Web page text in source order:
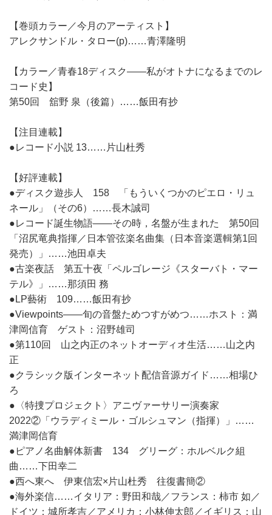
【巻頭カラー／今月のアーティスト】
アレクサンドル・タロー(p)……青澤隆明
【カラー／青春18ディスク――私がオトナになるまでのレ
コード史】
第50回 舘野 泉（後篇）……飯田有抄
【注目連載】
●レコード小説 13……片山杜秀
【好評連載】
●ディスク遊歩人 158 「もういくつかのピエロ・リュ
ネール」（その6）……長木誠司
●レコード誕生物語――その時，名盤が生まれた 第50回
「沼尻竜典指揮／日本管弦楽名曲集（日本音楽選輯第1回
発売）」……池田卓夫
●古楽夜話 第五十夜「ペルゴレージ《スターバト・マー
テル》」……那須田 務
●LP藝術 109……飯田有抄
●Viewpoints――旬の音盤ためつすがめつ……ホスト：満
津岡信育 ゲスト：沼野雄司
●第110回 山之内正のネットオーディオ生活……山之内
正
●クラシック版インターネット配信音源ガイド……相場ひ
ろ
●〈特捜プロジェクト〉アニヴァーサリー演奏家
2022②「ウラディミール・ゴルシュマン（指揮）」……
満津岡信育
●ピアノ名曲解体新書 134 グリーグ：ホルベルク組
曲……下田幸二
●西へ東へ 伊東信宏×片山杜秀 往復書簡②
●海外楽信……イタリア：野田和哉／フランス：柿市 如／
ドイツ：城所孝吉／アメリカ：小林伸太郎／イギリス：山